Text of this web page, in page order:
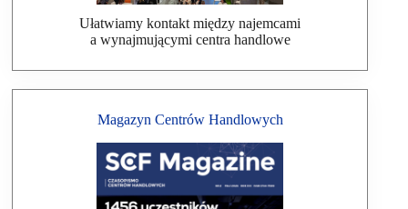
Ułatwiamy kontakt między najemcami
a wynajmującymi centra handlowe
Magazyn Centrów Handlowych